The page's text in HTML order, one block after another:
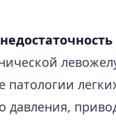
патологии